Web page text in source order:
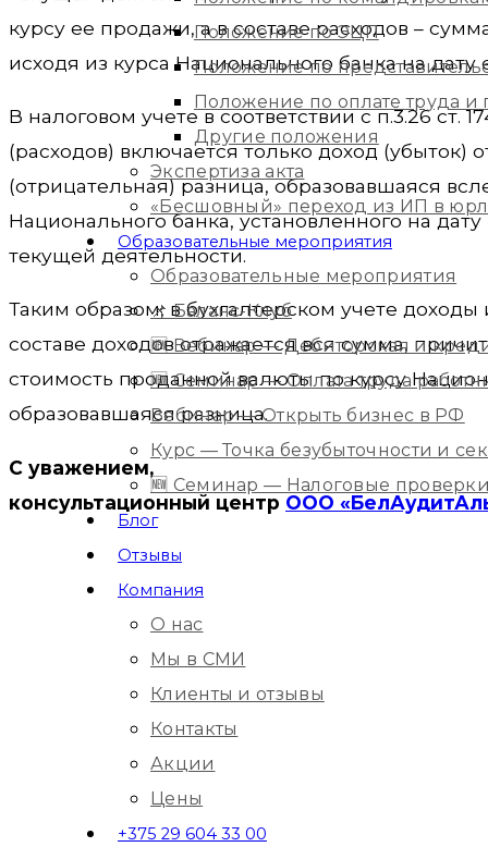
Положение по ЭЦП
Положение по
Положение по оплате труда
Другие положения
Экспертиза акта
«Бесшовный» переход из ИП в
Образовательные мероприятия
Образовательные мероприятия
📌 Баланс-Клуб
🆕 Вебинар — Дебиторская и
🆕 Семинар — Оплата труда
Вебинар — Открыть бизнес в РФ
Курс — Точка безубыточности и
🆕 Семинар — Налоговые проверки
Блог
Отзывы
Компания
О нас
Мы в СМИ
Клиенты и отзывы
Контакты
Акции
Цены
+375 29 604 33 00
курсу ее продажи, а в составе расходов –
исходя из курса Национального банка на дату
В налоговом учете в соответствии с п.3.26 ст.
(расходов) включается только доход
(отрицательная) разница, образовавшаяся
Национального банка, установленного на
текущей деятельности.
Таким образом, в бухгалтерском учете
составе доходов отражается вся сумма,
стоимость проданной валюты по курсу
образовавшаяся разница.
С уважением,
консультационный центр ООО